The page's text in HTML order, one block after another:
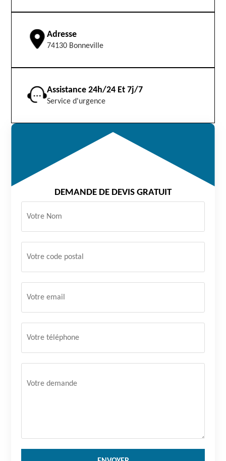
Adresse
74130 Bonneville
Assistance 24h/24 Et 7j/7
Service d'urgence
DEMANDE DE DEVIS GRATUIT